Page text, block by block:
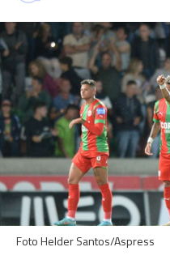
Foto Helder Santos/Aspress